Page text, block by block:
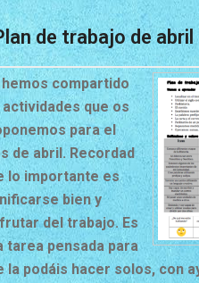
de trabajo de abril
hemos compartido
actividades que os
para el
de abril. Recordad
lo importante es
bien y
del trabajo. Es
tarea pensada para
la podáis hacer solos, con